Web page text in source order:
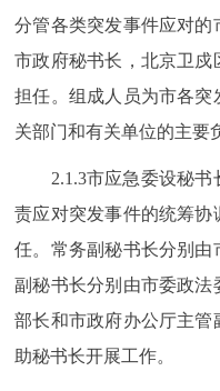
分管各类突发事件应对的
市政府秘书长，北京卫
担任。组成人员为市各
关部门和有关单位的主要
2.1.3市应急委设秘书
责应对突发事件的统筹
任。常务副秘书长分别由
副秘书长分别由市委政法
部长和市政府办公厅主
助秘书长开展工作。